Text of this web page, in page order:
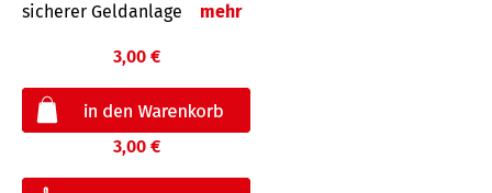
sicherer Geldanlage
mehr
3,00 €
3,00 €